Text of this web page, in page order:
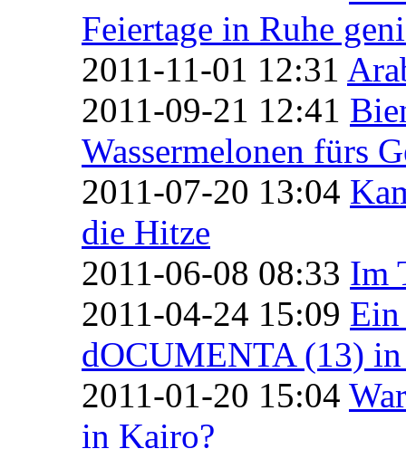
Feiertage in Ruhe
2011-11-01 12:31
2011-09-21 12:41
Wassermelonen fürs
2011-07-20 13:04
die Hitze
2011-06-08 08:33 Im
2011-04-24 15:09
dOCUMENTA (13)
2011-01-20 15:04
in Kairo?